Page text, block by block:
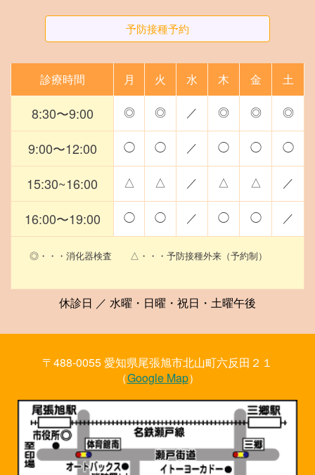
予防接種予約
診療時間 月 火 水 木 金 土
8:30〜9:00 ◎ ◎ ／ ◎ ◎ ◎
9:00〜12:00 ◯ ◯ ／ ◯ ◯ ◯
15:30~16:00 △ △ ／ △ △ ／
16:00〜19:00 ◯ ◯ ／ ◯ ◯ ／
◎・・・消化器検査 △・・・予防接種外来（予約制）
休診日 ／ 水曜・日曜・祝日・土曜午後
〒488-0055 愛知県尾張旭市北山町六反田２１
（Google Map）